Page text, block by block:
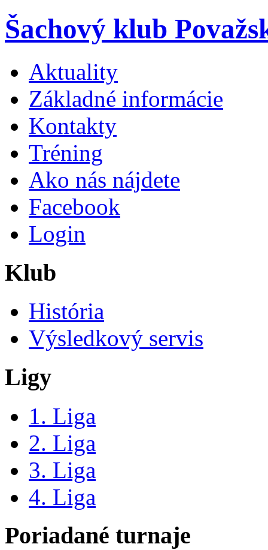
Šachový klub
Aktuality
Základné informácie
Kontakty
Tréning
Ako nás nájdete
Facebook
Login
Klub
História
Výsledkový servis
Ligy
1. Liga
2. Liga
3. Liga
4. Liga
Poriadané turnaje